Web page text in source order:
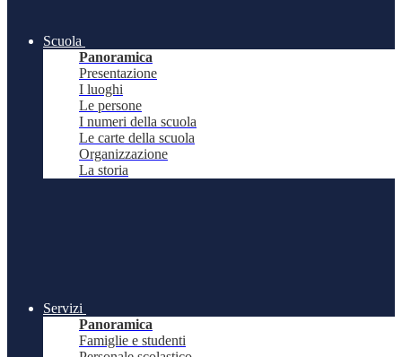
Scuola
Panoramica
Presentazione
I luoghi
Le persone
I numeri della scuola
Le carte della scuola
Organizzazione
La storia
Servizi
Panoramica
Famiglie e studenti